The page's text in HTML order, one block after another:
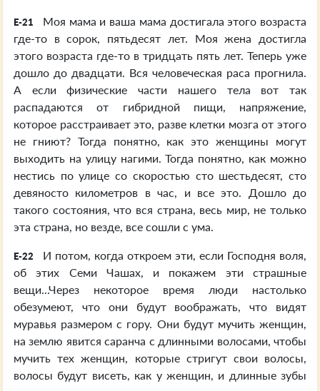
E-21
Моя мама и ваша мама достигала этого возраста
где-то в сорок, пятьдесят лет. Моя жена достигла
этого возраста где-то в тридцать пять лет. Теперь уже
дошло до двадцати. Вся человеческая раса прогнила.
А если физические части нашего тела вот так
распадаются от гибридной пищи, напряжение,
которое расстраивает это, разве клетки мозга от этого
не гниют? Тогда понятно, как это женщины могут
выходить на улицу нагими. Тогда понятно, как можно
нестись по улице со скоростью сто шестьдесят, сто
девяносто километров в час, и все это. Дошло до
такого состояния, что вся страна, весь мир, не только
эта страна, но везде, все сошли с ума.
E-22
И потом, когда откроем эти, если Господня воля,
об этих Семи Чашах, и покажем эти страшные
вещи...Через некоторое время люди настолько
обезумеют, что они будут воображать, что видят
муравья размером с гору. Они будут мучить женщин,
на землю явится саранча с длинными волосами, чтобы
мучить тех женщин, которые стригут свои волосы,
волосы будут висеть, как у женщин, и длинные зубы